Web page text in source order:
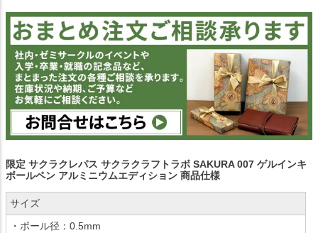
限定 サクラクレパス サクラクラフトラボ SAKURA 007 ゲルインキ
ボールペン アルミニウムエディション 商品仕様
サイズ
・ボール径：0.5mm